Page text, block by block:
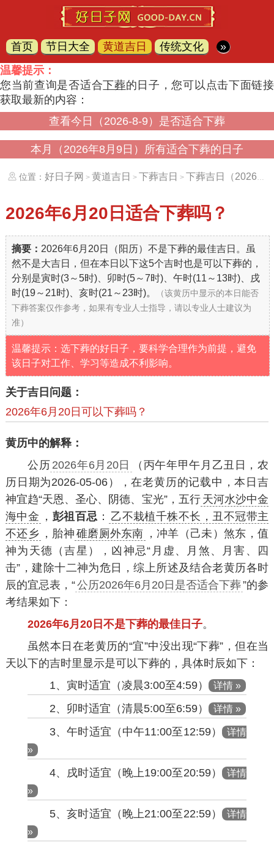
首页 节日大全 黄道吉日 传统文化
»
温馨提示：
您当前查询是否适合下葬的日子，您可以点击下面链接
获取最新的内容：
查看今日（2026-8-9）是否适合下葬
本月（2026年8月9日）所有适合下葬的日子
位置： 好日子网 > 黄道吉日 > 下葬吉日 > 下葬吉日（20260620）
2026年6月20日 适合下葬吗？
摘要： 2026年6月20日（阳历）不是下葬的最佳吉日。虽
然不是大吉日，但在本日以下这5个吉时也是可以下葬的，
分别是寅时(3～5时)、卯时(5～7时)、午时(11～13时)、戌
时(19～21时)、亥时(21～23时)。
（该黄历中显示的本日能否
下葬答案仅作参考，如果有专业人士指导，请以专业人士建议为
准）
温馨提示：选下葬的好日子，要科学合理作为前提，避免
该日子对工作、学习等造成不利影响。
关于吉日问题：
2026年6月20日可以下葬吗？
黄历中的解释：
公历 2026年6月20日
（丙午年甲午月乙丑日，农
历日期为2026-05-06），在老黄历的记载中，本日吉
神宜趋“天恩、圣心、阴德、宝光”，五行 天河水沙中金
海中金 ， 彭祖百忌 ： 乙不栽植千株不长，丑不冠带主
不还乡 ，胎神 碓磨厕外东南 ，冲羊（己未）煞东，值
神为天德（吉星），凶神忌“月虚、月煞、月害、四
击”，建除十二神为危日，综上所述及结合老黄历各时
辰的宜忌表，“公历2026年6月20日是否适合下葬”的参
考结果如下：
2026年6月20日不是下葬的最佳日子。
虽然本日在老黄历的“宜”中没出现“下葬”，但在当
天以下的吉时里显示是可以下葬的，具体时辰如下：
1、寅时适宜（凌晨3:00至4:59）
详情 »
2、卯时适宜（清晨5:00至6:59） 详情 »
3、午时适宜（中午11:00至12:59）
详情
»
4、戌时适宜（晚上19:00至20:59）
详情
»
5、亥时适宜（晚上21:00至22:59）
详情
»